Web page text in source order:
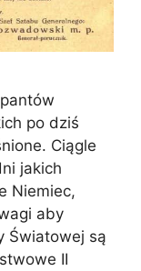
po dziś
Ciągle
jakich
Niemiec,
aby
Światowej są
II